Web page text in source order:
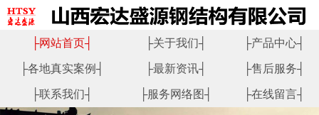
├网站首页┤ ├关于我们┤ ├产品中心┤
├各地真实案例┤ ├最新资讯┤ ├售后服务┤
├联系我们┤ ├服务网络图┤ ├在线留言┤